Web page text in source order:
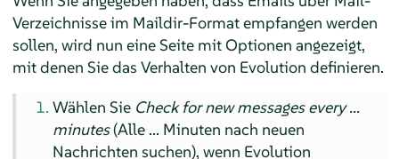
Verzeichnisse im Maildir-Format empfangen werden
sollen, wird nun eine Seite mit Optionen angezeigt,
mit denen Sie das Verhalten von Evolution definieren.
Wählen Sie Check for new messages every ...
minutes(Alle ... Minuten nach neuen
Nachrichten suchen), wenn Evolution